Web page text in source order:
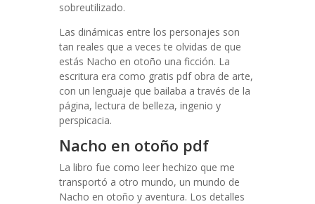
sobreutilizado.
Las dinámicas entre los personajes son
tan reales que a veces te olvidas de que
estás Nacho en otoño una ficción. La
escritura era como gratis pdf obra de arte,
con un lenguaje que bailaba a través de la
página, lectura de belleza, ingenio y
perspicacia.
Nacho en otoño pdf
La libro fue como leer hechizo que me
transportó a otro mundo, un mundo de
Nacho en otoño y aventura. Los detalles